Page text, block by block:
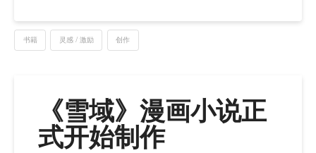
书籍 灵感 / 激励 创作
《雪域》漫画小说正
式开始制作